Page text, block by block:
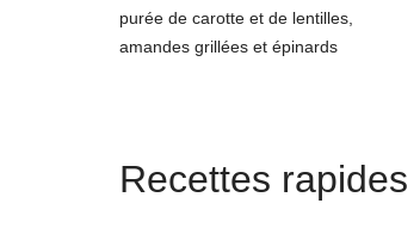
purée de carotte et de lentilles,
amandes grillées et épinards
Recettes rapides